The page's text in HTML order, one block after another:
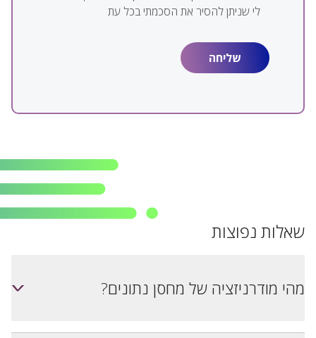
לי שניתן להסיר את הסכמתי בכל עת
שאלות נפוצות
מהי מודרניזציה של מחסן נתונים? <